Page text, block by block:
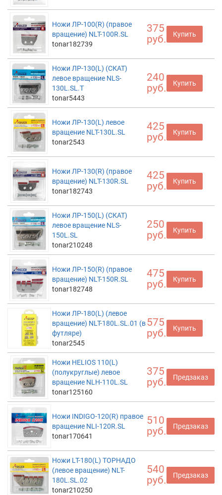
Ножи ЛР-100(R) (правое
вращение) NLT-100R.SL
tonar182739
375
руб.
Купить
Ножи ЛР-130(L) (СКАТ)
левое вращение NLS-
130L.SL.T
tonar5443
240
руб.
Купить
Ножи ЛР-130(L) левое
вращение NLT-130L.SL
tonar2543
425
руб.
Купить
Ножи ЛР-130(R) (правое
вращение) NLT-130R.SL
tonar182743
425
руб.
Купить
Ножи ЛР-150(L) (СКАТ)
левое вращение NLS-
150L.SL
tonar210248
250
руб.
Купить
Ножи ЛР-150(R) (правое
вращение) NLT-150R.SL
tonar182748
475
руб.
Купить
Ножи ЛР-180(L) (левое
вращение) NLT-180L.SL.01 (в
футляре)
tonar2545
575
руб.
Купить
Ножи HELIOS 110(L)
(полукруглые) левое
вращение NLH-110L.SL
tonar125160
375
руб.
Предзаказ
Ножи INDIGO-120(R) правое
вращение NLI-120R.SL
tonar170641
510
руб.
Предзаказ
Ножи LT-180(L) ТОРНАДО
(левое вращение) NLT-
180L.SL.02
tonar210250
540
руб.
Предзаказ